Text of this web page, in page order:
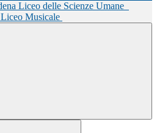
Liceo delle Scienze Umane
Liceo Musicale